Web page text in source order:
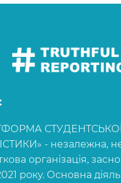
СТУДЕНТСЬКОЇ
- незалежна,
організація,
року. Основна